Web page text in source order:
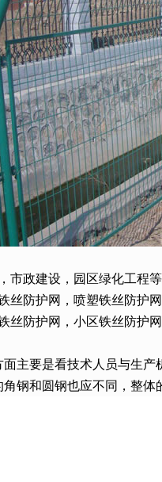
政建设，园区绿化工程等
丝防护网，喷塑铁丝防护
防护网，小区铁丝防护
主要是看技术人员与生
钢和圆钢也应不同，整